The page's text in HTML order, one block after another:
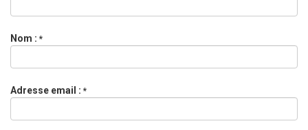
Nom : *
Adresse email : *